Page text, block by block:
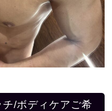
/ボディケアご希